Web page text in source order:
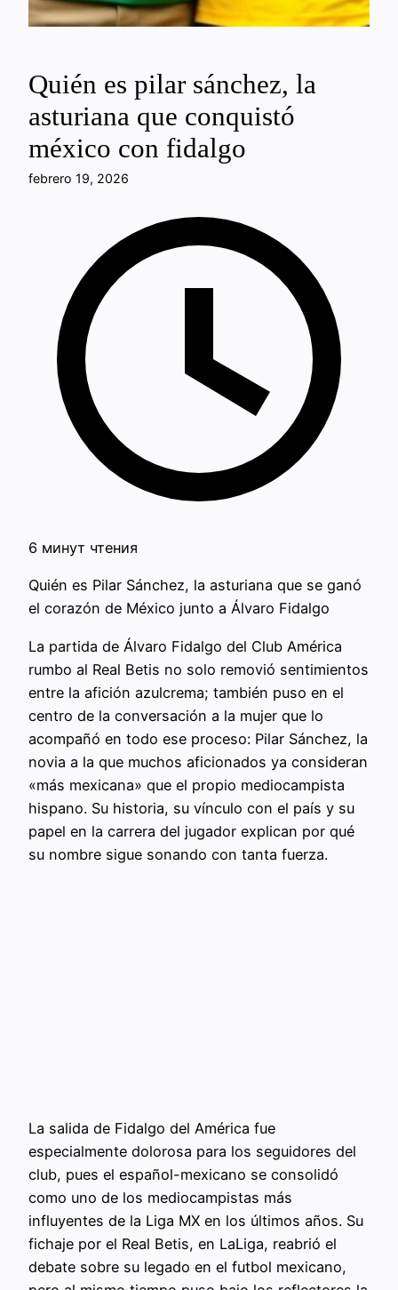
Quién es pilar sánchez, la
asturiana que conquistó
méxico con fidalgo
febrero 19, 2026
6 минут чтения
Quién es Pilar Sánchez, la asturiana que se ganó
el corazón de México junto a Álvaro Fidalgo
La partida de Álvaro Fidalgo del Club América
rumbo al Real Betis no solo removió sentimientos
entre la afición azulcrema; también puso en el
centro de la conversación a la mujer que lo
acompañó en todo ese proceso: Pilar Sánchez, la
novia a la que muchos aficionados ya consideran
«más mexicana» que el propio mediocampista
hispano. Su historia, su vínculo con el país y su
papel en la carrera del jugador explican por qué
su nombre sigue sonando con tanta fuerza.
La salida de Fidalgo del América fue
especialmente dolorosa para los seguidores del
club, pues el español-mexicano se consolidó
como uno de los mediocampistas más
influyentes de la Liga MX en los últimos años. Su
fichaje por el Real Betis, en LaLiga, reabrió el
debate sobre su legado en el futbol mexicano,